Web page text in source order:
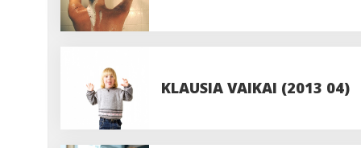
KLAUSIA VAIKAI (2013 04)